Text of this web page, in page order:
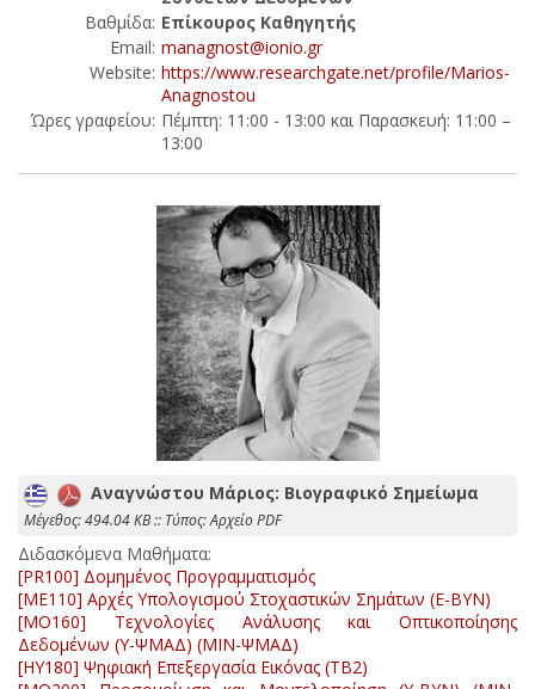
Βαθμίδα: Επίκουρος Καθηγητής
Email: managnost@ionio.gr
Website: https://www.researchgate.net/profile/Marios-
Anagnostou
Ώρες γραφείου: Πέμπτη: 11:00 - 13:00 και Παρασκευή: 11:00 –
13:00
Αναγνώστου Μάριος: Βιογραφικό Σημείωμα
Mέγεθος: 494.04 KB :: Τύπος: Αρχείο PDF
Διδασκόμενα Μαθήματα:
[PR100] Δομημένος Προγραμματισμός
[ME110] Αρχές Υπολογισμού Στοχαστικών Σημάτων (Ε-ΒΥΝ)
[MO160] Τεχνολογίες Ανάλυσης και Οπτικοποίησης
Δεδομένων (Υ-ΨΜΑΔ) (ΜΙΝ-ΨΜΑΔ)
[HY180] Ψηφιακή Επεξεργασία Εικόνας (ΤΒ2)